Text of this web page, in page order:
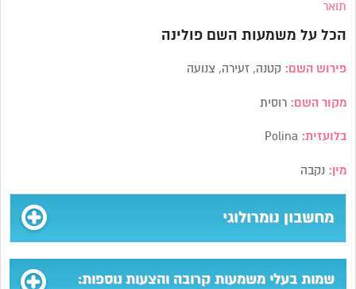
תואר
הכל על משמעות השםפולינה
פירוש השם: קטנה, זעירה, צנועה
מקור השם: רוסית
בלועזית:
מין: נקבה
מחשבון נומרולוגי
שמות בעלי משמעות קרובה והצעות נוספות: